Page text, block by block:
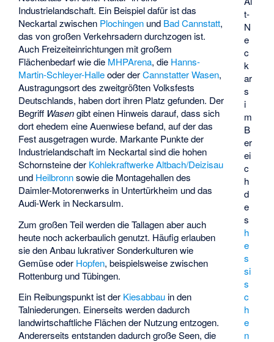
t-
N
e
c
k
ar
s
i
m
B
er
ei
c
h
d
e
s
h
e
s
si
s
c
h
e
n
Industrielandschaft. Ein Beispiel dafür ist das
Neckartal zwischen Plochingen und Bad Cannstatt,
das von großen Verkehrsadern durchzogen ist.
Auch Freizeiteinrichtungen mit großem
Flächenbedarf wie die MHPArena, die Hanns-
Martin-Schleyer-Halleoder derCannstatter Wasen,
Austragungsort des zweitgrößten Volksfests
Deutschlands, haben dort ihren Platz gefunden. Der
Begriff Wasengibt einen Hinweis darauf, dass sich
dort ehedem eine Auenwiese befand, auf der das
Fest ausgetragen wurde. Markante Punkte der
Industrielandschaft im Neckartal sind die hohen
Schornsteine der Kohlekraftwerke Altbach/Deizisau
und Heilbronnsowie die Montagehallen des
Daimler-Motorenwerks in Untertürkheim und das
Audi-Werk in Neckarsulm.
Zum großen Teil werden die Tallagen aber auch
heute noch ackerbaulich genutzt. Häufig erlauben
sie den Anbau lukrativer Sonderkulturen wie
Gemüse oder Hopfen, beispielsweise zwischen
Rottenburg und Tübingen.
Ein Reibungspunkt ist der Kiesabbau in den
Talniederungen. Einerseits werden dadurch
landwirtschaftliche Flächen der Nutzung entzogen.
Andererseits entstanden dadurch große Seen, die